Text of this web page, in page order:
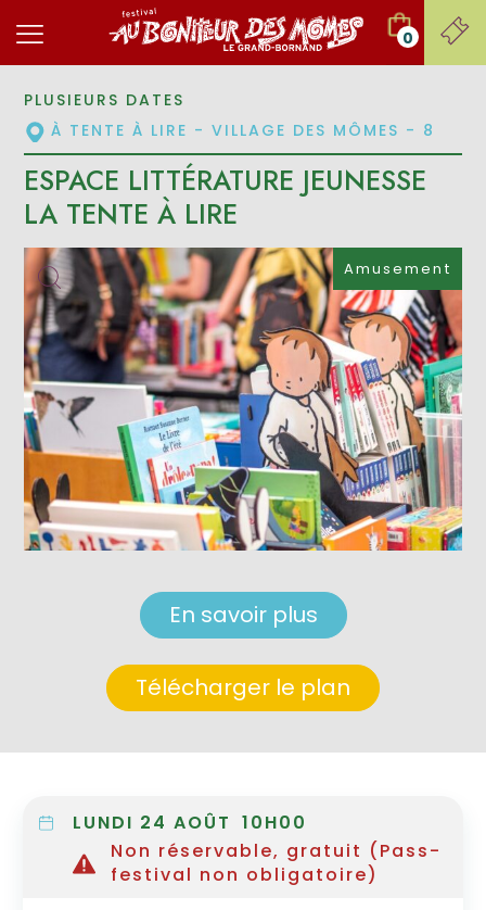
0
Télécharger le plan
En savoir plus
Amusement
PLUSIEURS DATES
À TENTE À LIRE - VILLAGE DES MÔMES - 8
ESPACE LITTÉRATURE JEUNESSE
LA TENTE À LIRE
LUNDI 24 AOÛT 10H00
Non réservable, gratuit (Pass-
festival non obligatoire)